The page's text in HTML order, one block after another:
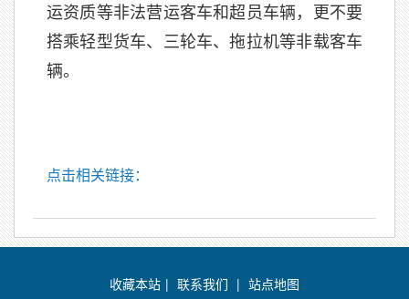
运资质等非法营运客车和超员车辆，更不要
搭乘轻型货车、三轮车、拖拉机等非载客车
辆。
点击相关链接：
收藏本站 | 联系我们 | 站点地图